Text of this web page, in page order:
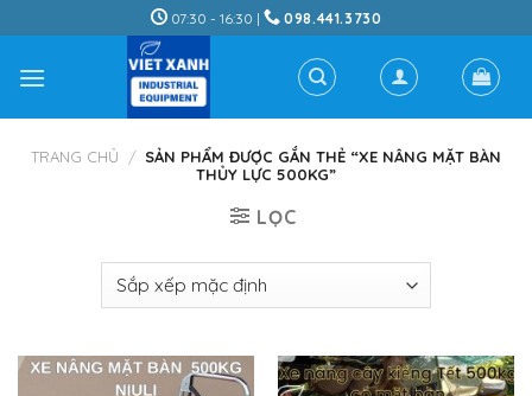
to
content
07:30 - 16:30 | 098.441.3730
TRANG CHỦ / SẢN PHẨM ĐƯỢC GẮN THẺ “XE NÂNG MẶT BÀN
THỦY LỰC 500KG”
LỌC